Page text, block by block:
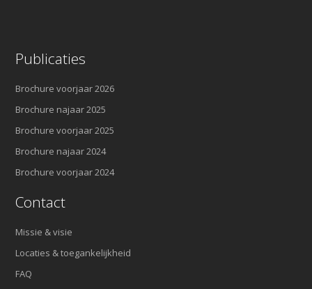
Publicaties
Brochure voorjaar 2026
Brochure najaar 2025
Brochure voorjaar 2025
Brochure najaar 2024
Brochure voorjaar 2024
Contact
Missie & visie
Locaties & toegankelijkheid
FAQ